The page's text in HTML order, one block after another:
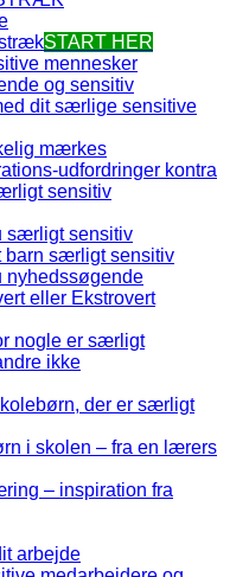
START HER
mennesker
og sensitiv
dit særlige sensitive
mærkes
udfordringer kontra
sensitiv
særligt sensitiv
barn særligt sensitiv
nyhedssøgende
eller Ekstrovert
nogle er særligt
ikke
der er særligt
i skolen – fra en lærers
– inspiration fra
arbejde